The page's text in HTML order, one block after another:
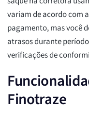
variam de acordo com
pagamento, mas você
atrasos durante
verificações de
Finotraze